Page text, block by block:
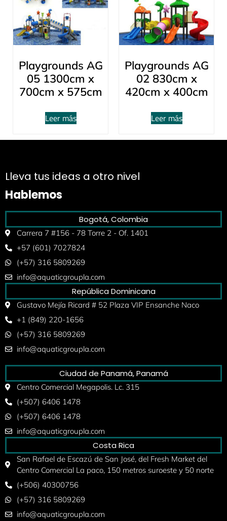
Playgrounds AG
05 1300cm x
700cm x 575cm
Leer más
Playgrounds AG
02 830cm x
420cm x 400cm
Leer más
Lleva tus ideas a otro nivel
Hablemos
Bogotá, Colombia
Carrera 7 #156 - 78 Torre 2 - Of. 1401
+57 (601) 7027824
(+57) 316 5809269
info@aquaticgroupla.com
República Dominicana
Gustavo Mejía Ricard # 52 Plaza VIP Ensanche Naco
+1 (849) 220-1656
(+57) 316 5809269
info@aquaticgroupla.com
Ciudad de Panamá, Panamá
Centro Comercial Megapolis. Lc. 315
(+507) 6406 1478
(+507) 6406 1478
info@aquaticgroupla.com
Costa Rica
San Rafael de Escazú de San José, del Fresh Market del
Centro Comercial La paco, 150 metros suroeste y 50 norte
(+506) 40300756
(+57) 316 5809269
info@aquaticgroupla.com